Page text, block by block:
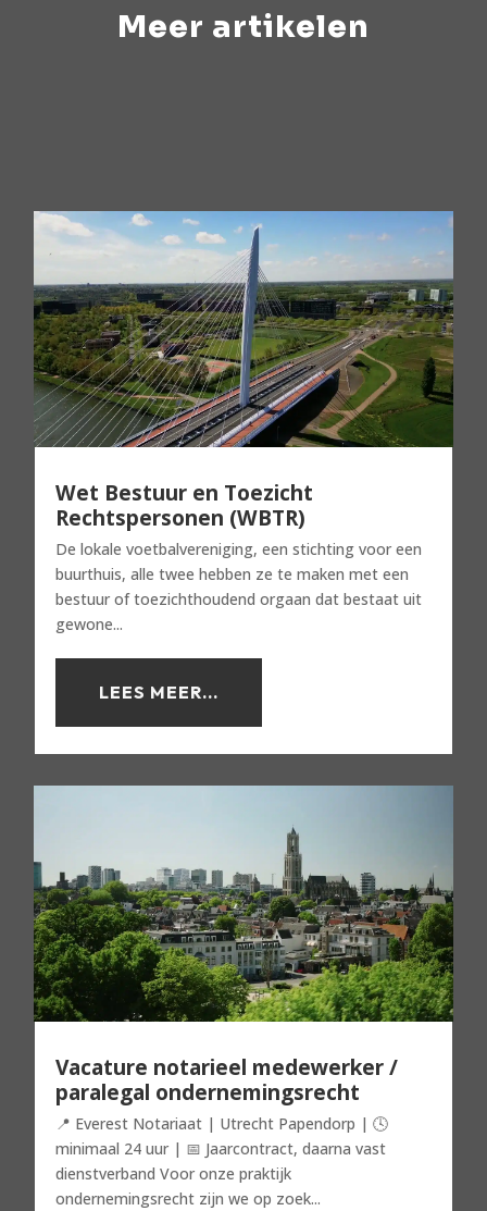
Meer artikelen
Wet Bestuur en Toezicht
Rechtspersonen (WBTR)
De lokale voetbalvereniging, een stichting voor een
buurthuis, alle twee hebben ze te maken met een
bestuur of toezichthoudend orgaan dat bestaat uit
gewone...
LEES MEER...
Vacature notarieel medewerker /
paralegal ondernemingsrecht
📍 Everest Notariaat | Utrecht Papendorp | 🕓
minimaal 24 uur | 📅 Jaarcontract, daarna vast
dienstverband Voor onze praktijk
ondernemingsrecht zijn we op zoek...